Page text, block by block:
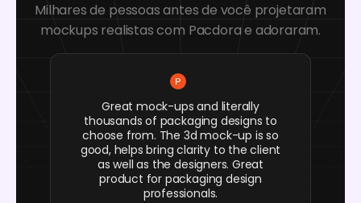
Milhares de pessoas antes de você projetaram
mockups realistas com Pacdora e adoraram.
Great mock-ups and literally
thousands of packaging designs to
choose from. The 3d mock-up is so
good, helps bring clarity to the client
as well as the designers. Great
product for packaging design
professionals.